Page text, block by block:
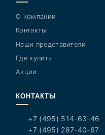
О компании
Контакты
Наши представители
Где купить
Акции
КОНТАКТЫ
+7 (495) 514-63-46
+7 (495) 287-40-67